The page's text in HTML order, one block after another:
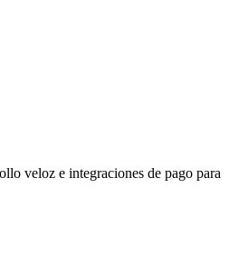
veloz e integraciones de pago para